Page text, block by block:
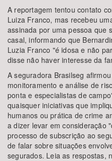
A reportagem tentou contato
Luiza Franco, mas recebeu
assinada por uma pessoa que
casal, informando que
Luzia Franco "é idosa e não
disse não haver interesse da
A seguradora Brasilseg
monitoramento e análise de
ponta e especialistas de
quaisquer iniciativas que
humanos ou prática de crime
a dizer levar em consideração
processo de subscrição ao
de falar sobre situações
segurados. Leia as respostas,